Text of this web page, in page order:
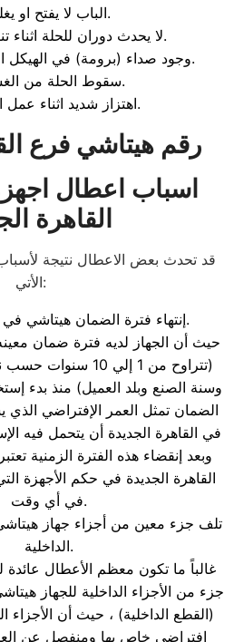
الباب لا يفتح او يغلق.
لا يحدث دوران للحلة اثناء تنفيذ البرنامج.
وجود صداء (برومة) في الهيكل الخارجي للغسالة.
سقوط الحلة من الغسالة.
اهتزاز شديد اثناء عمل الغسالة.
رقم هيتاشي فرع
اسباب اعطال
القاهرة
قد تحدث بعض الاعطال نتيجة
الأتي:
إنتهاء فترة الضمان هيتاشي في القاهرة الجديدة.
حيث أن الجهاز لديه فترة ضمان
(تتراوح من 1 إلي 10
وسنة الصنع وبلد العميل) منذ بدء
الضمان تمثل العمر الإفتراضي
في القاهرة الجديدة أن يتحمل فيه
وبعد إنقضاء هذه الفترة الزمنية
القاهرة الجديدة في حكم الأجهزة
في أي وقت.
تلف جزء معين من أجزاء جهاز
الداخلية.
غالباً ما تكون معظم الأعطال
جزء من الأجزاء الداخلية للجهاز
(القطع الداخلية) ، حيث أن الأجزاء
إفتراضي خاص بها ومنفصل عن